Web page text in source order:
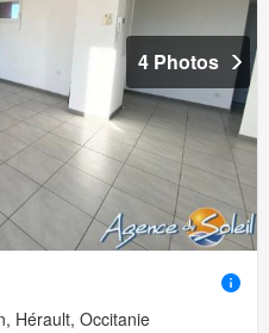
4 Photos
Hérault, Occitanie